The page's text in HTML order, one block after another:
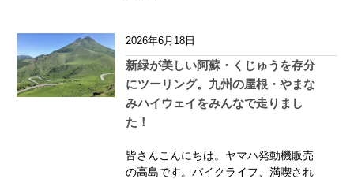
2026年6月18日
新緑が美しい阿蘇・くじゅうを存分
にツーリング。九州の屋根・やまな
みハイウェイをみんなで走りまし
た！
皆さんこんにちは。ヤマハ発動機販売
の高島です。バイクライフ、満喫され